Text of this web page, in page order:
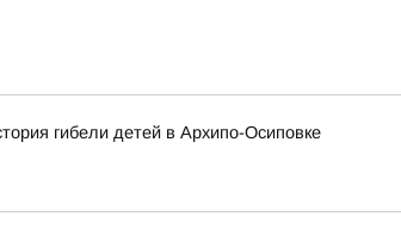
гибели детей в Архипо-Осиповке